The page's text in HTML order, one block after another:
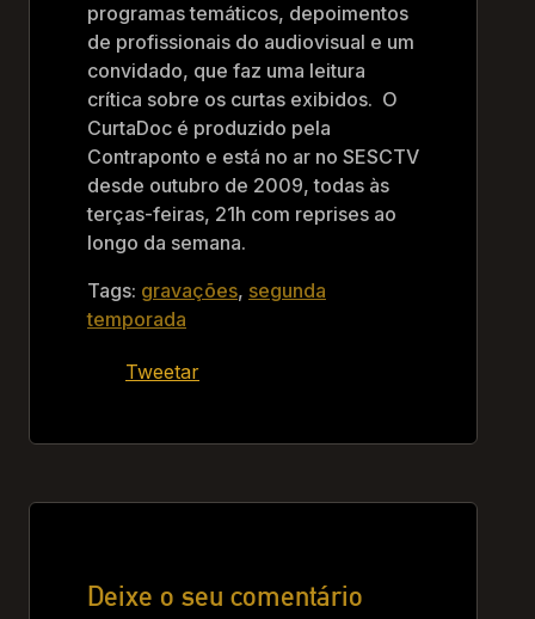
programas temáticos, depoimentos
de profissionais do audiovisual e um
convidado, que faz uma leitura
crítica sobre os curtas exibidos. O
CurtaDoc é produzido pela
Contraponto e está no ar no SESCTV
desde outubro de 2009, todas às
terças-feiras, 21h com reprises ao
longo da semana.
Tags: gravações, segunda
temporada
Tweetar
Deixe o seu comentário